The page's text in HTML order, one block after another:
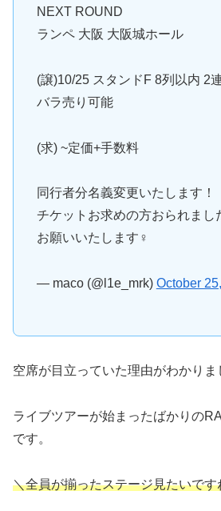
NEXT ROUND
ランペ 大阪 大阪城ホール
(譲)10/25 スタンドF 8列以内 2
バラ売り可能
(求) ~定価+手数料
同行者分名義変更いたします！
チケットお求めの方おられまし
お願いいたします‍♀️
— maco (@l1e_mrk) October
空席が目立っていた理由がわかりま
ライブツアーが始まったばかりの
です。
＼全員が揃ったステージ見たいです